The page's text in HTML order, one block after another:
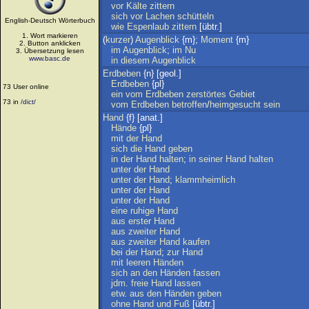
English-Deutsch Wörterbuch
1. Wort markieren
2. Button anklicken
3. Übersetzung lesen
www.basc.de
73 User online
73 in /dict/
vor Kälte zittern
sich vor Lachen schütteln
wie Espenlaub zittern [übtr.]
(kurzer) Augenblick {m}; Moment {m}
im Augenblick; im Nu
in diesem Augenblick
Erdbeben {n} [geol.]
Erdbeben {pl}
ein vom Erdbeben zerstörtes Gebiet
vom Erdbeben betroffen/heimgesucht sein
Hand {f} [anat.]
Hände {pl}
mit der Hand
sich die Hand geben
in der Hand halten; in seiner Hand halten
unter der Hand
unter der Hand; klammheimlich
unter der Hand
unter der Hand
eine ruhige Hand
aus erster Hand
aus zweiter Hand
aus zweiter Hand kaufen
bei der Hand; zur Hand
mit leeren Händen
sich an den Händen fassen
jdm. freie Hand lassen
etw. aus den Händen geben
ohne Hand und Fuß [übtr.]